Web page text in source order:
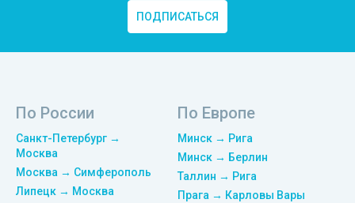
ПОДПИСАТЬСЯ
По России
Санкт-Петербург →
Москва
Москва → Симферополь
Липецк → Москва
По Европе
Минск → Рига
Минск → Берлин
Таллин → Рига
Прага → Карловы Вары